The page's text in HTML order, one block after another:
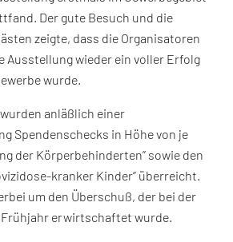
Der gute Besuch und die
zeigte, dass die Organisatoren
Ausstellung wieder ein voller Erfolg
wurde.
anläßlich einer
Spendenschecks in Höhe von je
der Körperbehinderten” sowie den
kranker Kinder” überreicht.
um den Überschuß, der bei der
erwirtschaftet wurde.